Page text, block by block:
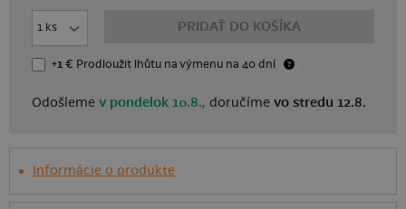
PRIDAŤ DO KOŠÍKA
+1 € Prodloužit lhůtuna výmenu na 40 dní
Odošlemev pondelok 10.8., doručímevo stredu 12.8.
Informácie o produkte